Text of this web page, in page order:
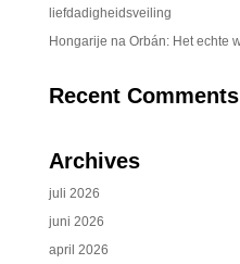
liefdadigheidsveiling
Hongarije na Orbán: Het echte
Recent Comments
Archives
juli 2026
juni 2026
april 2026